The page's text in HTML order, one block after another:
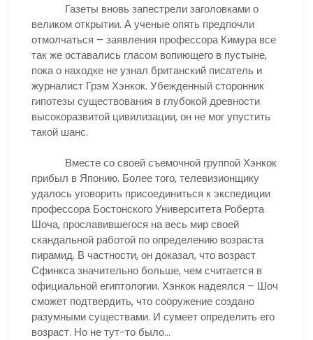
Газеты вновь запестрели заголовками о
великом открытии. А ученые опять предпочли
отмолчаться – заявления профессора Кимура все
так же оставались гласом вопиющего в пустыне,
пока о находке не узнал британский писатель и
журналист Грэм Хэнкок. Убежденный сторонник
гипотезы существования в глубокой древности
высокоразвитой цивилизации, он не мог упустить
такой шанс.
Вместе со своей съемочной группой Хэнкок
прибыл в Японию. Более того, телевизионщику
удалось уговорить присоединиться к экспедиции
профессора Бостонского Университета Роберта
Шоча, прославившегося на весь мир своей
скандальной работой по определению возраста
пирамид. В частности, он доказал, что возраст
Сфинкса значительно больше, чем считается в
официальной египтологии. Хэнкок надеялся – Шоч
сможет подтвердить, что сооружение создано
разумными существами. И сумеет определить его
возраст. Но не тут-то было…